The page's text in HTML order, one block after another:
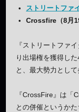
ストリートファ
Crossfire（8月
『ストリートファ
り出場権を獲得し
と、最大勢力として
『CrossFire』は「
との併催というか